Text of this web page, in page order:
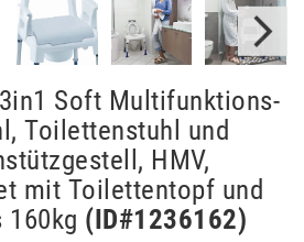
Soft Multifunktions-
Toilettenstuhl und
HMV,
mit Toilettentopf und
(ID#1236162)